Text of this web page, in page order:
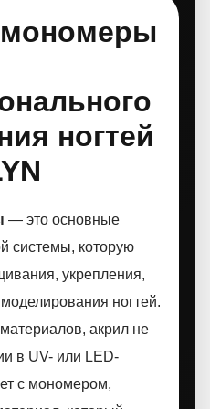
ногтей
— это основные
системы, которую
укрепления,
ногтей.
акрил не
в UV- или LED-
с мономером,